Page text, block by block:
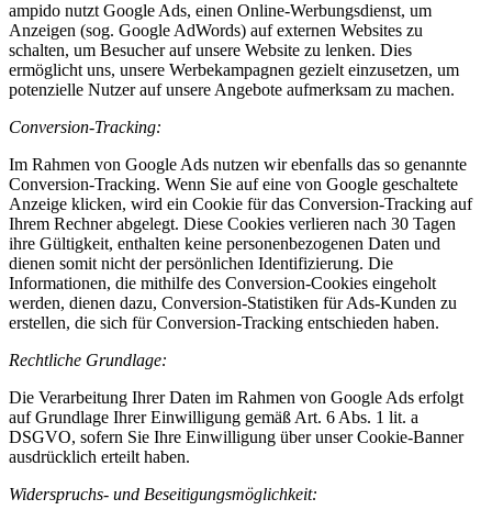
ampido nutzt Google Ads, einen Online-Werbungsdienst, um
Anzeigen (sog. Google AdWords) auf externen Websites zu
schalten, um Besucher auf unsere Website zu lenken. Dies
ermöglicht uns, unsere Werbekampagnen gezielt einzusetzen, um
potenzielle Nutzer auf unsere Angebote aufmerksam zu machen.
Conversion-Tracking:
Im Rahmen von Google Ads nutzen wir ebenfalls das so genannte
Conversion-Tracking. Wenn Sie auf eine von Google geschaltete
Anzeige klicken, wird ein Cookie für das Conversion-Tracking auf
Ihrem Rechner abgelegt. Diese Cookies verlieren nach 30 Tagen
ihre Gültigkeit, enthalten keine personenbezogenen Daten und
dienen somit nicht der persönlichen Identifizierung. Die
Informationen, die mithilfe des Conversion-Cookies eingeholt
werden, dienen dazu, Conversion-Statistiken für Ads-Kunden zu
erstellen, die sich für Conversion-Tracking entschieden haben.
Rechtliche Grundlage:
Die Verarbeitung Ihrer Daten im Rahmen von Google Ads erfolgt
auf Grundlage Ihrer Einwilligung gemäß Art. 6 Abs. 1 lit. a
DSGVO, sofern Sie Ihre Einwilligung über unser Cookie-Banner
ausdrücklich erteilt haben.
Widerspruchs- und Beseitigungsmöglichkeit: